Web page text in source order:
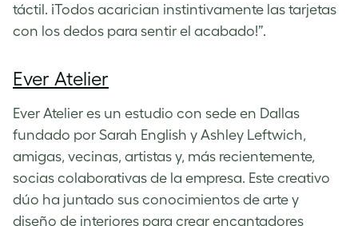
táctil. ¡Todos acarician instintivamente las tarjetas
con los dedos para sentir el acabado!”.
Ever Atelier
Ever Atelier es un estudio con sede en Dallas
fundado por Sarah English y Ashley Leftwich,
amigas, vecinas, artistas y, más recientemente,
socias colaborativas de la empresa. Este creativo
dúo ha juntado sus conocimientos de arte y
diseño de interiores para crear encantadores